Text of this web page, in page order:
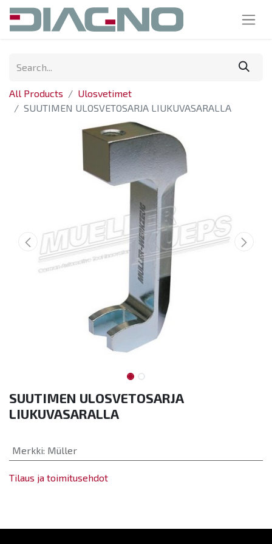
All Products
Ulosvetimet
SUUTIMEN ULOSVETOSARJA LIUKUVASARALLA
SUUTIMEN ULOSVETOSARJA
LIUKUVASARALLA
Merkki: Müller
Tilaus ja toimitusehdot